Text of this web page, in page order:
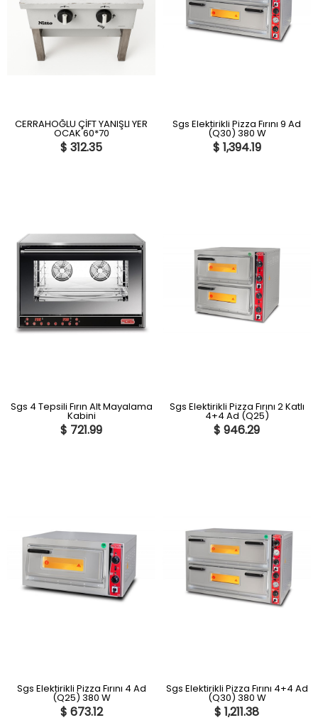
CERRAHOĞLU ÇİFT YANIŞLI YER
OCAK 60*70
$ 312.35
Sgs Elektirikli Pizza Fırını 9 Ad
(Q30) 380 W
$ 1,394.19
Sgs 4 Tepsili Fırın Alt Mayalama
Kabini
$ 721.99
Sgs Elektirikli Pizza Fırını 2 Katlı
4+4 Ad (Q25)
$ 946.29
Sgs Elektirikli Pizza Fırını 4 Ad
(Q25) 380 W
$ 673.12
Sgs Elektirikli Pizza Fırını 4+4 Ad
(Q30) 380 W
$ 1,211.38